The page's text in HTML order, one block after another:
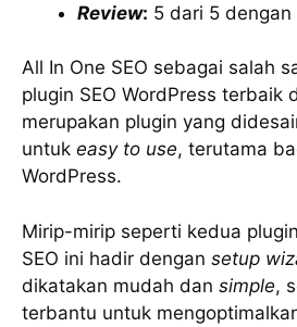
Review: 5 dari 5 dengan
All In One SEO sebagai salah
plugin SEO WordPress terbaik
merupakan plugin yang
untuk easy to use, terutama
WordPress.
Mirip-mirip seperti kedua
SEO ini hadir dengan setup
dikatakan mudah dan simple,
terbantu untuk